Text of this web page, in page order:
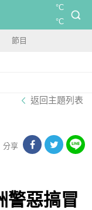
°C
°C
節目
返回主題列表
分享
警惡搞冒